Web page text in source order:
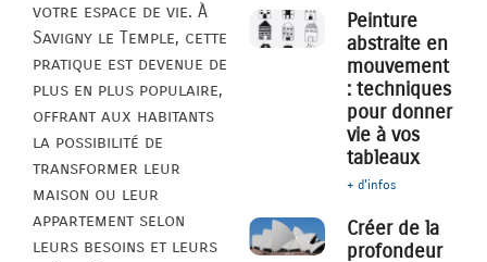
votre espace de vie. À
Savigny le Temple, cette
pratique est devenue de
plus en plus populaire,
offrant aux habitants
la possibilité de
transformer leur
maison ou leur
appartement selon
leurs besoins et leurs
Peinture
abstraite en
mouvement
: techniques
pour donner
vie à vos
tableaux
+ d'infos
Créer de la
profondeur